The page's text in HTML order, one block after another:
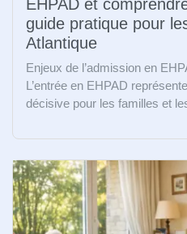
EHPAD et
guide pratique pour
Atlantique
Enjeux de l’admission en
L’entrée en EHPAD
décisive pour les familles et